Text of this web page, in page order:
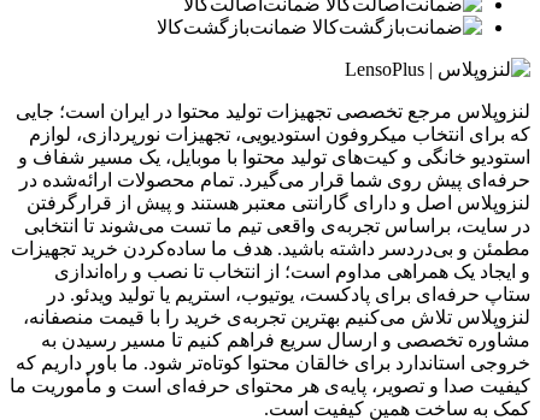
ضمانت‌بازگشت‌کالا
لنزوپلاس مرجع تخصصی تجهیزات تولید محتوا در ایران است؛ جایی
که برای انتخاب میکروفون استودیویی، تجهیزات نورپردازی، لوازم
استودیو خانگی و کیت‌های تولید محتوا با موبایل، یک مسیر شفاف و
حرفه‌ای پیش روی شما قرار می‌گیرد. تمام محصولات ارائه‌شده در
لنزوپلاس اصل و دارای گارانتی معتبر هستند و پیش از قرارگرفتن
در سایت، براساس تجربه‌ی واقعی تیم ما تست می‌شوند تا انتخابی
مطمئن و بی‌دردسر داشته باشید. هدف ما ساده‌کردن خرید تجهیزات
و ایجاد یک همراهی مداوم است؛ از انتخاب تا نصب و راه‌اندازی
ستاپ حرفه‌ای برای پادکست، یوتیوب، استریم یا تولید ویدئو. در
لنزوپلاس تلاش می‌کنیم بهترین تجربه‌ی خرید را با قیمت منصفانه،
مشاوره تخصصی و ارسال سریع فراهم کنیم تا مسیر رسیدن به
خروجی استاندارد برای خالقان محتوا کوتاه‌تر شود. ما باور داریم که
کیفیت صدا و تصویر، پایه‌ی هر محتوای حرفه‌ای است و مأموریت ما
کمک به ساخت همین کیفیت است.